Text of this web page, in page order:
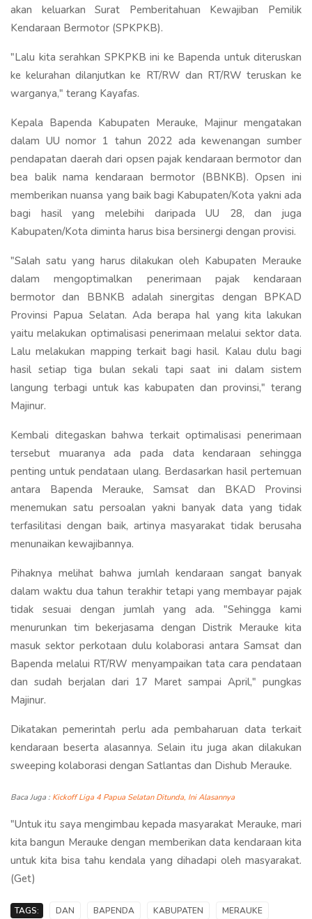
akan keluarkan Surat Pemberitahuan Kewajiban Pemilik
Kendaraan Bermotor (SPKPKB).
"Lalu kita serahkan SPKPKB ini ke Bapenda untuk diteruskan
ke kelurahan dilanjutkan ke RT/RW dan RT/RW teruskan ke
warganya," terang Kayafas.
Kepala Bapenda Kabupaten Merauke, Majinur mengatakan
dalam UU nomor 1 tahun 2022 ada kewenangan sumber
pendapatan daerah dari opsen pajak kendaraan bermotor dan
bea balik nama kendaraan bermotor (BBNKB). Opsen ini
memberikan nuansa yang baik bagi Kabupaten/Kota yakni ada
bagi hasil yang melebihi daripada UU 28, dan juga
Kabupaten/Kota diminta harus bisa bersinergi dengan provisi.
"Salah satu yang harus dilakukan oleh Kabupaten Merauke
dalam mengoptimalkan penerimaan pajak kendaraan
bermotor dan BBNKB adalah sinergitas dengan BPKAD
Provinsi Papua Selatan. Ada berapa hal yang kita lakukan
yaitu melakukan optimalisasi penerimaan melalui sektor data.
Lalu melakukan mapping terkait bagi hasil. Kalau dulu bagi
hasil setiap tiga bulan sekali tapi saat ini dalam sistem
langung terbagi untuk kas kabupaten dan provinsi," terang
Majinur.
Kembali ditegaskan bahwa terkait optimalisasi penerimaan
tersebut muaranya ada pada data kendaraan sehingga
penting untuk pendataan ulang. Berdasarkan hasil pertemuan
antara Bapenda Merauke, Samsat dan BKAD Provinsi
menemukan satu persoalan yakni banyak data yang tidak
terfasilitasi dengan baik, artinya masyarakat tidak berusaha
menunaikan kewajibannya.
Pihaknya melihat bahwa jumlah kendaraan sangat banyak
dalam waktu dua tahun terakhir tetapi yang membayar pajak
tidak sesuai dengan jumlah yang ada. "Sehingga kami
menurunkan tim bekerjasama dengan Distrik Merauke kita
masuk sektor perkotaan dulu kolaborasi antara Samsat dan
Bapenda melalui RT/RW menyampaikan tata cara pendataan
dan sudah berjalan dari 17 Maret sampai April," pungkas
Majinur.
Dikatakan pemerintah perlu ada pembaharuan data terkait
kendaraan beserta alasannya. Selain itu juga akan dilakukan
sweeping kolaborasi dengan Satlantas dan Dishub Merauke.
Baca Juga : Kickoff Liga 4 Papua Selatan Ditunda, Ini Alasannya
"Untuk itu saya mengimbau kepada masyarakat Merauke, mari
kita bangun Merauke dengan memberikan data kendaraan kita
untuk kita bisa tahu kendala yang dihadapi oleh masyarakat.
(Get)
TAGS: DAN BAPENDA KABUPATEN
MERAUKE